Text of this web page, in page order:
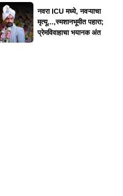
नवरा ICU मध्ये, नवऱ्याचा
मृत्यू...,स्मशानभूमीत पहारा;
प्रेमविवाहाचा भयानक अंत